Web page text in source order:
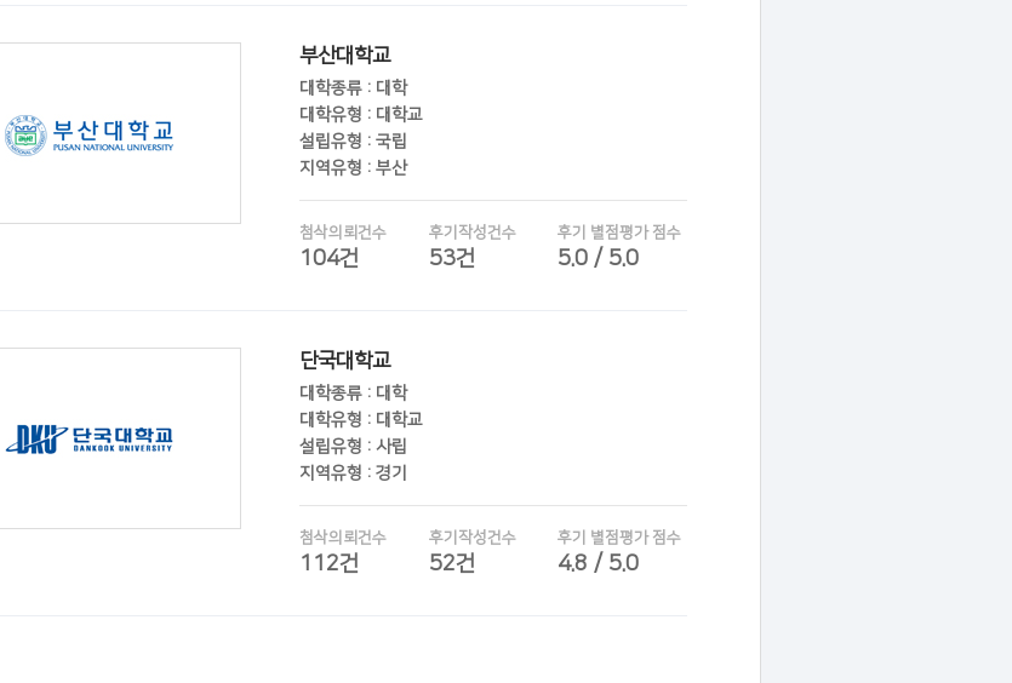
부산대학교
대학종류 : 대학
대학유형 : 대학교
설립유형 : 국립
지역유형 : 부산
첨삭의뢰건수
104건
후기작성건수
53건
후기 별점평가 점수
5.0 / 5.0
단국대학교
대학종류 : 대학
대학유형 : 대학교
설립유형 : 사립
지역유형 : 경기
첨삭의뢰건수
112건
후기작성건수
52건
후기 별점평가 점수
4.8 / 5.0